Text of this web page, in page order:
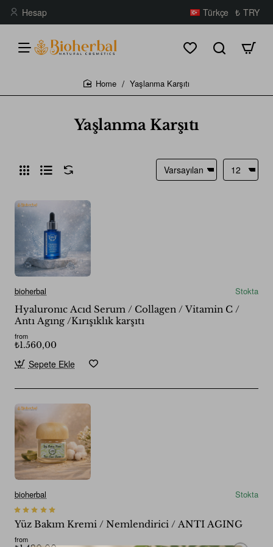
Hesap Türkçe ₺ TRY
Yaşlanma Karşıtı
Yaşlanma Karşıtı
bioherbal
Stokta
Hyaluronıc Acıd Serum / Collagen / Vitamin C /
Antı Agıng /Kırışıklık karşıtı
from
₺1.560,00
Sepete Ekle
bioherbal Stokta
Yüz Bakım Kremi / Nemlendirici / ANTI AGING
from